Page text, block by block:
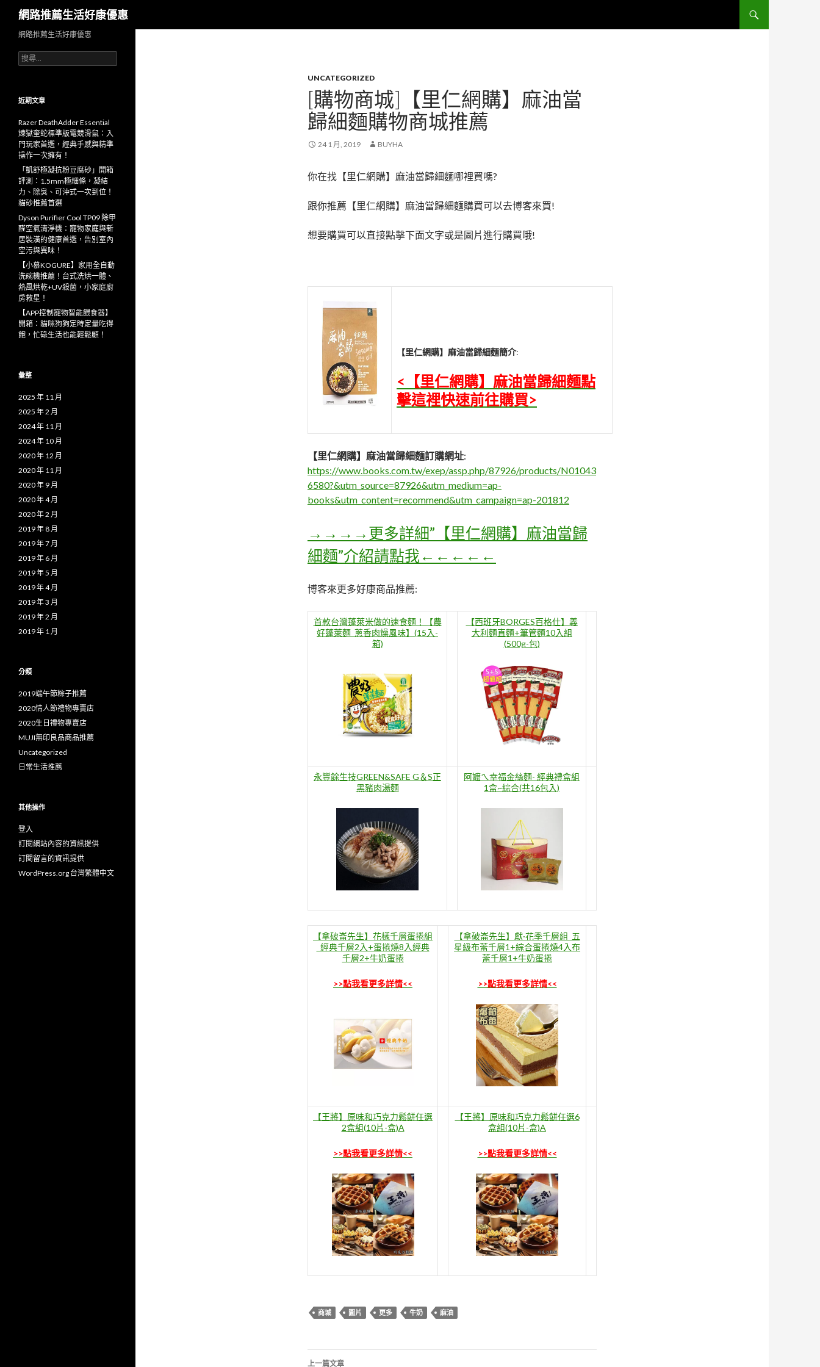
網路推薦生活好康優惠
UNCATEGORIZED
[購物商城]【里仁網購】麻油當
歸細麵購物商城推薦
24 1 月, 2019 BUYHA
你在找【里仁網購】麻油當歸細麵哪裡買嗎?
跟你推薦【里仁網購】麻油當歸細麵購買可以去博客來買!
想要購買可以直接點擊下面文字或是圖片進行購買哦!
【里仁網購】麻油當歸細麵簡介:
<【里仁網購】麻油當歸細麵點
擊這裡快速前往購買>
【里仁網購】麻油當歸細麵訂購網址:
https://www.books.com.tw/exep/assp.php/87926/products/N01043
6580?&utm_source=87926&utm_medium=ap-
books&utm_content=recommend&utm_campaign=ap-201812
→→→→更多詳細”【里仁網購】麻油當歸
細麵”介紹請點我←←←←←
博客來更多好康商品推薦:
首款台灣蓬萊米做的速食麵！【農
好蓬萊麵_蔥香肉燥風味】(15入-
箱)
【西班牙BORGES百格仕】義
大利麵直麵+筆管麵10入組
(500g-包)
永豐餘生技GREEN&SAFE G＆S正
黑豬肉湯麵
阿嬤ㄟ幸福金絲麵- 經典禮盒組
1盒~綜合(共16包入)
【拿破崙先生】花樣千層蛋捲組
_經典千層2入+蛋捲燒8入經典
千層2+牛奶蛋捲
>>點我看更多詳情<<
【拿破崙先生】獻·花季千層組_五
星級布蕾千層1+綜合蛋捲燒4入布
蕾千層1+牛奶蛋捲
>>點我看更多詳情<<
【王將】原味和巧克力鬆餅任選
2盒組(10片-盒)A
>>點我看更多詳情<<
【王將】原味和巧克力鬆餅任選6
盒組(10片-盒)A
>>點我看更多詳情<<
商城 圖片 更多 牛奶 麻油
文
上一篇文章
網路推薦生活好康優惠
搜
尋
字:
近期文章
Razer DeathAdder Essential
煉獄奎蛇標準版電競滑鼠：入
門玩家首選，經典手感與精準
操作一次擁有！
「凱舒極凝抗粉豆腐砂」開箱
評測：1.5mm極細條，凝結
力、除臭、可沖式一次到位！
貓砂推薦首選
Dyson Purifier Cool TP09 除甲
醛空氣清淨機：寵物家庭與新
居裝潢的健康首選，告別室內
空污與異味！
【小慕KOGURE】家用全自動
洗碗機推薦！台式洗烘一體、
熱風烘乾+UV殺菌，小家庭廚
房救星！
【APP控制寵物智能餵食器】
開箱：貓咪狗狗定時定量吃得
飽，忙碌生活也能輕鬆顧！
彙整
2025 年 11 月
2025 年 2 月
2024 年 11 月
2024 年 10 月
2020 年 12 月
2020 年 11 月
2020 年 9 月
2020 年 4 月
2020 年 2 月
2019 年 8 月
2019 年 7 月
2019 年 6 月
2019 年 5 月
2019 年 4 月
2019 年 3 月
2019 年 2 月
2019 年 1 月
分類
2019端午節粽子推薦
2020情人節禮物專賣店
2020生日禮物專賣店
MUJI無印良品商品推薦
Uncategorized
日常生活推薦
其他操作
登入
訂閱網站內容的資訊提供
訂閱留言的資訊提供
WordPress.org 台灣繁體中文